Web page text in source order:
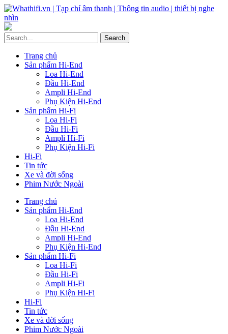
Trang chủ
Sản phẩm Hi-End
Loa Hi-End
Đầu Hi-End
Ampli Hi-End
Phụ Kiện Hi-End
Sản phẩm Hi-Fi
Loa Hi-Fi
Đầu Hi-Fi
Ampli Hi-Fi
Phụ Kiện Hi-Fi
Hi-Fi
Tin tức
Xe và đời sống
Phim Nước Ngoài
Trang chủ
Sản phẩm Hi-End
Loa Hi-End
Đầu Hi-End
Ampli Hi-End
Phụ Kiện Hi-End
Sản phẩm Hi-Fi
Loa Hi-Fi
Đầu Hi-Fi
Ampli Hi-Fi
Phụ Kiện Hi-Fi
Hi-Fi
Tin tức
Xe và đời sống
Phim Nước Ngoài